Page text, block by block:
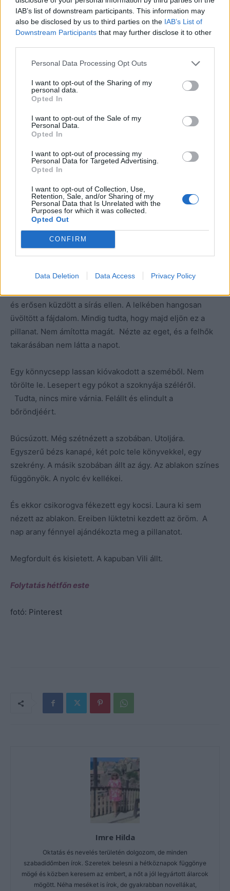
IAB’s list of downstream participants. This information may
also be disclosed by us to third parties on the IAB’s List of
Downstream Participants that may further disclose it to other
Personal Data Processing Opt Outs
I want to opt-out of the Sharing of my
personal data.
Opted In
I want to opt-out of the Sale of my
Personal Data.
Opted In
I want to opt-out of processing my
Personal Data for Targeted Advertising.
Opted In
I want to opt-out of Collection, Use,
Retention, Sale, and/or Sharing of my
Personal Data that Is Unrelated with the
Purposes for which it was collected.
Opted Out
CONFIRM
Data Deletion Data Access Privacy Policy
vizsgálatra elkísérte, és tartotta benne a lelket. Amikor
átmenetileg rosszabbodott az állapota, egy percre sem
hagyta magára.
Végtelenül sok szeretetet kapott tőle. Ezt viszonozta is.
Teljes szívével. Nem csapta be önmagát, nem áltatta. A
szívében azonban maradt hely Vilinek is. Ha ez
gyalázatosnak tűnt, akkor is.
Belépett a szobába és kitárta a spalettákat. Most nem
Letette a bőröndjét és kisétált a kertbe. Emlékeiben
boldog filmkockák peregtek. Észrevette, hogy a diófa
alatti pad friss festést kapott. A tóban új halak úszkáltak.
És ott volt a kőkupac is. A tetején egy feketével.
Laura lába megbicsaklott.
Fekete kő…Vili nem jön el. A tavalyi csodás két hét után
és erősen küzdött a sírás ellen. A lelkében hangosan
üvöltött a fájdalom. Mindig tudta, hogy majd eljön ez a
pillanat. Nem ámította magát. Nézte az eget, és a felhők
takarásában nem látta a napot.
Egy könnycsepp lassan kióvakodott a szeméből. Nem
törölte le. Lesepert egy pókot a szoknyája széléről.
Tudta, nincs mire várnia. Felállt és elindult a
bőröndjéért.
Búcsúzott. Még szétnézett a szobában. Utoljára.
Egyszerű bézs kanapé, két polc tele könyvekkel, egy
szekrény. A másik szobában állt az ágy. Az ablakon színes
függönyök. A nyolc év kellékei.
És ekkor csikorogva fékezett egy kocsi. Laura ki sem
nézett az ablakon. Ereiben lüktetni kezdett az öröm. A
nap arany fénnyel ajándékozta meg a pillanatot.
Megfordult és kisietett. A kapuban Vili állt.
Folytatás hétfőn este
fotó: Pinterest
Imre Hilda
Oktatás és nevelés területén dolgozom, de minden
szabadidőmben írok. Szeretek belesni a hétköznapok függönye
mögé és közben keresem az embert, a nőt a jól legyártott álarcok
mögött. Néha meséket is írok, de gyakrabban novellákat,